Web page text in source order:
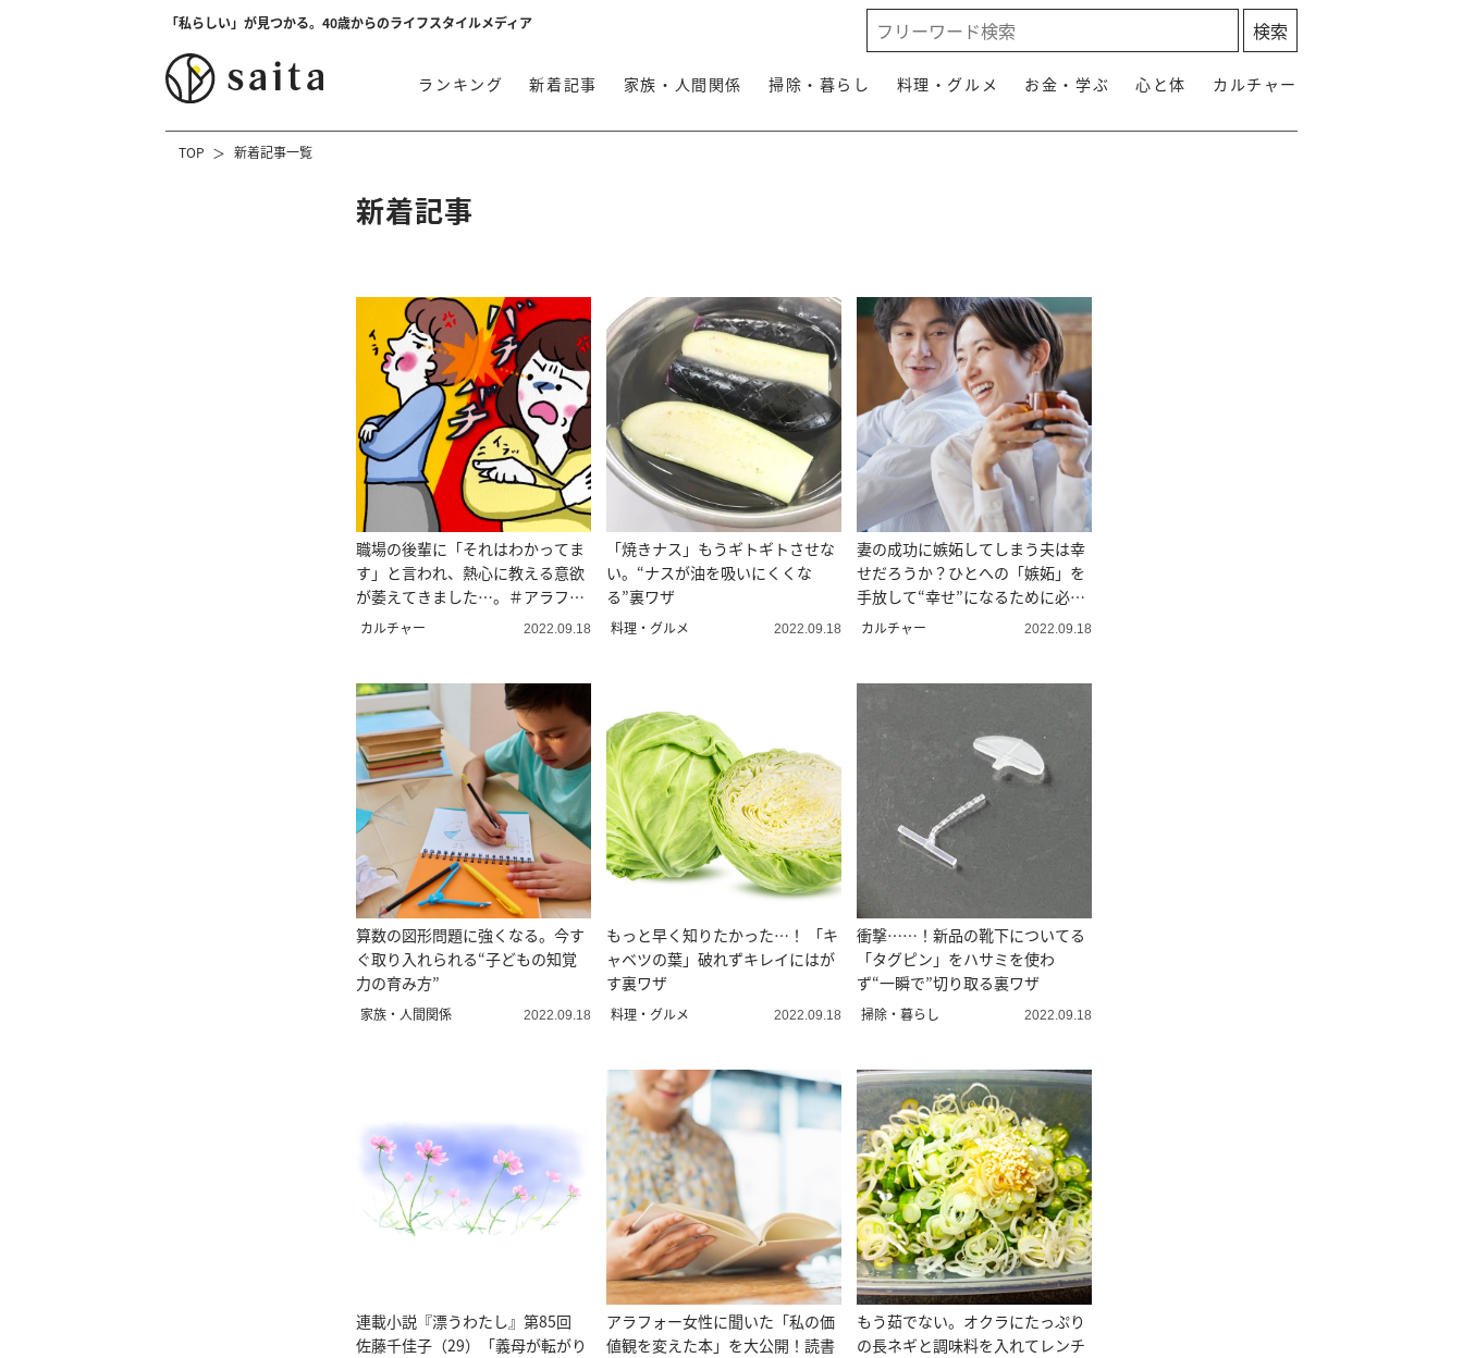
「私らしい」が見つかる。40歳からのライフスタイルメディア
ランキング 新着記事 家族・人間関係 掃除・暮らし 料理・グルメ お金・学ぶ 心と体 カルチャー
TOP 新着記事一覧
新着記事
職場の後輩に「それはわかってま
す」と言われ、熱心に教える意欲
が萎えてきました…。＃アラフォ
ー人生相談
カルチャー 2022.09.18
「焼きナス」もうギトギトさせな
い。“ナスが油を吸いにくくな
る”裏ワザ
料理・グルメ 2022.09.18
妻の成功に嫉妬してしまう夫は幸
せだろうか？ひとへの「嫉妬」を
手放して“幸せ”になるために必要
な考え方
カルチャー 2022.09.18
算数の図形問題に強くなる。今す
ぐ取り入れられる“子どもの知覚
力の育み方”
家族・人間関係 2022.09.18
もっと早く知りたかった…！ 「キ
ャベツの葉」破れずキレイにはが
す裏ワザ
料理・グルメ 2022.09.18
衝撃……！新品の靴下についてる
「タグピン」をハサミを使わ
ず“一瞬で”切り取る裏ワザ
掃除・暮らし 2022.09.18
連載小説『漂うわたし』第85回
佐藤千佳子（29）「義母が転がり
アラフォー女性に聞いた「私の価
値観を変えた本」を大公開！読書
もう茹でない。オクラにたっぷり
の長ネギと調味料を入れてレンチ